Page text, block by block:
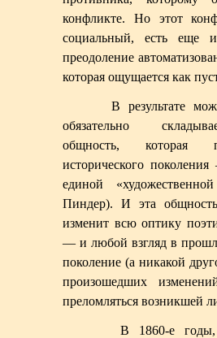
конфликте. Но этот
социальный, есть еще и
преодоление
которая ощущается как
В результате
обязательно
общность, которая
исторического
единой
Пиндер). И эта
изменит всю оптику
— и любой взгляд в
поколение (а никакой
произошедших
преломляться возникшей
В 1860-е годы,